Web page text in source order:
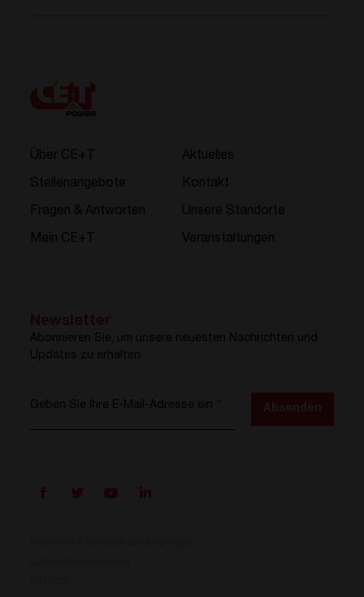
Über CE+T
Stellenangebote
Fragen & Antworten
Mein CE+T
Aktuelles
Kontakt
Unsere Standorte
Veranstaltungen
Abonnieren Sie, um unsere neuesten Nachrichten und
Updates zu erhalten
Geben Sie Ihre E-Mail-Adresse ein